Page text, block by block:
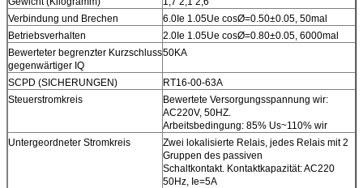
Verbindung und Brechen
6.0Ie 1.05Ue cosØ=0.50±0.05, 50mal
Betriebsverhalten
2.0Ie 1.05Ue cosØ=0.80±0.05, 6000mal
Bewerteter begrenzter Kurzschluss
gegenwärtiger IQ
50KA
SCPD (SICHERUNGEN)
RT16-00-63A
Steuerstromkreis
Bewertete Versorgungsspannung wir:
AC220V, 50HZ.
Arbeitsbedingung: 85% Us~110% wir
Untergeordneter Stromkreis
Zwei lokalisierte Relais, jedes Relais mit 2
Gruppen des passiven
Schaltkontakt. Kontaktkapazität: AC220
50Hz, Ie=5A